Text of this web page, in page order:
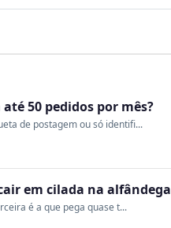
50 pedidos por mês?
de postagem ou só identifi...
em cilada na alfândega
é a que pega quase t...